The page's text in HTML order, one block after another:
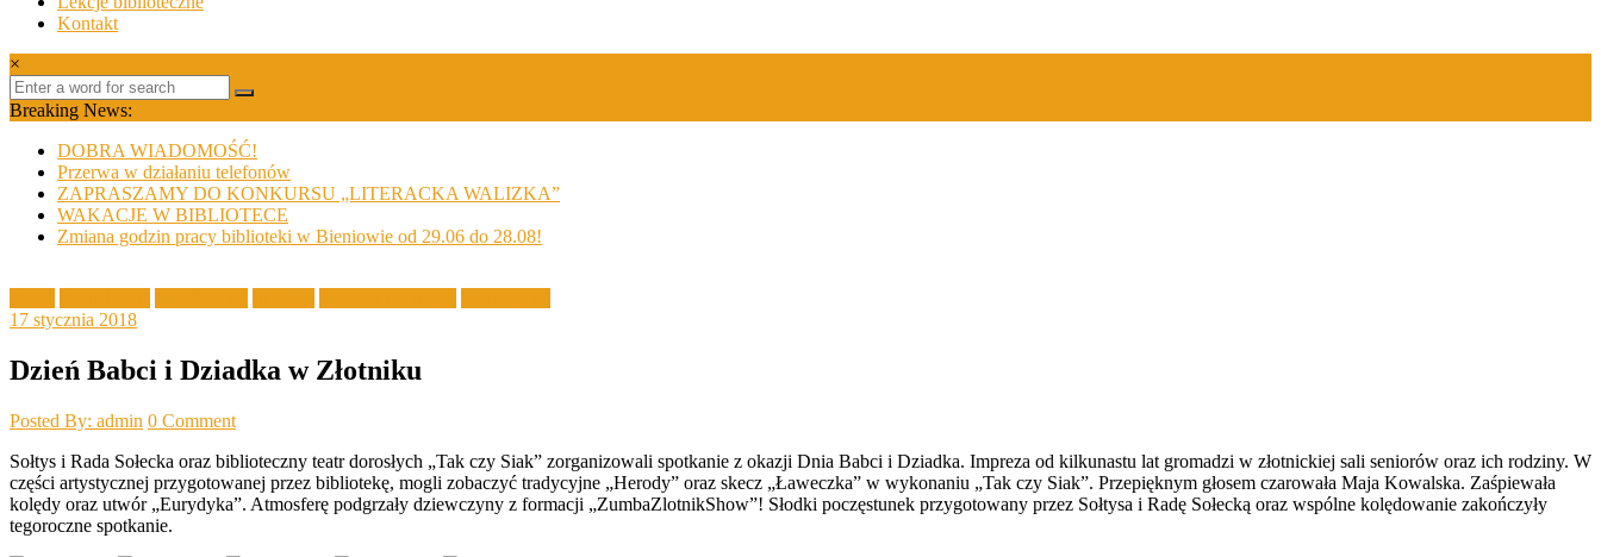
Kontakt
×
Breaking News:
DOBRA WIADOMOŚĆ!
Przerwa w działaniu telefonów
ZAPRASZAMY DO KONKURSU „LITERACKA WALIZKA”
WAKACJE W BIBLIOTECE
Zmiana godzin pracy biblioteki w Bieniowie od 29.06 do 28.08!
17 stycznia 2018
Dzień Babci i Dziadka w Złotniku
Posted By: admin 0 Comment
Sołtys i Rada Sołecka oraz biblioteczny teatr dorosłych „Tak czy Siak” zorganizowali spotkanie z okazji Dnia Babci i Dziadka. Impreza od kilkunastu lat gromadzi w złotnickiej sali seniorów oraz ich rodziny. W
części artystycznej przygotowanej przez bibliotekę, mogli zobaczyć tradycyjne „Herody” oraz skecz „Ławeczka” w wykonaniu „Tak czy Siak”. Przepięknym głosem czarowała Maja Kowalska. Zaśpiewała
kolędy oraz utwór „Eurydyka”. Atmosferę podgrzały dziewczyny z formacji „ZumbaZlotnikShow”! Słodki poczęstunek przygotowany przez Sołtysa i Radę Sołecką oraz wspólne kolędowanie zakończyły
tegoroczne spotkanie.